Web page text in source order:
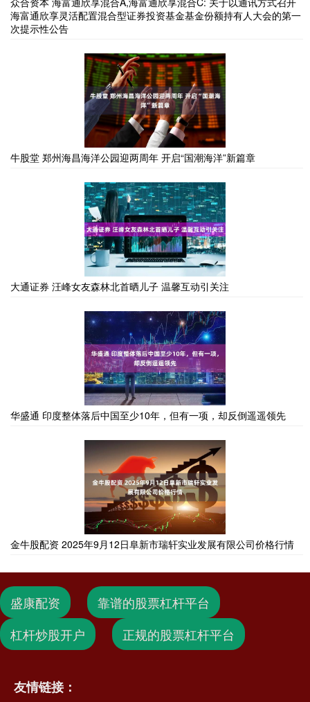
海富通欣享灵活配置混合型证券投资基金基金份额持有人大会的第一
次提示性公告
牛股堂 郑州海昌海洋公园迎两周年 开启“国潮海洋”新篇章
大通证券 汪峰女友森林北首晒儿子 温馨互动引关注
华盛通 印度整体落后中国至少10年，但有一项，却反倒遥遥领先
金牛股配资 2025年9月12日阜新市瑞轩实业发展有限公司价格行情
盛康配资
靠谱的股票杠杆平台
杠杆炒股开户
正规的股票杠杆平台
友情链接：